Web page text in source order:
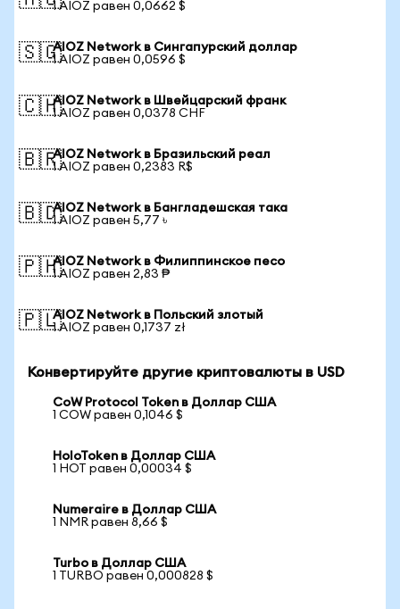
1 AIOZ равен 0,0662 $
🇸🇬AIOZ Network в Сингапурский доллар
1 AIOZ равен 0,0596 $
🇨🇭AIOZ Network в Швейцарский франк
1 AIOZ равен 0,0378 CHF
🇧🇷AIOZ Network в Бразильский реал
1 AIOZ равен 0,2383 R$
🇧🇩AIOZ Network в Бангладешская така
1 AIOZ равен 5,77 ৳
🇵🇭AIOZ Network в Филиппинское песо
1 AIOZ равен 2,83 ₱
🇵🇱AIOZ Network в Польский злотый
1 AIOZ равен 0,1737 zł
Конвертируйте другие криптовалюты в USD
CoW Protocol Token в Доллар США
1 COW равен 0,1046 $
HoloToken в Доллар США
1 HOT равен 0,00034 $
Numeraire в Доллар США
1 NMR равен 8,66 $
Turbo в Доллар США
1 TURBO равен 0,000828 $